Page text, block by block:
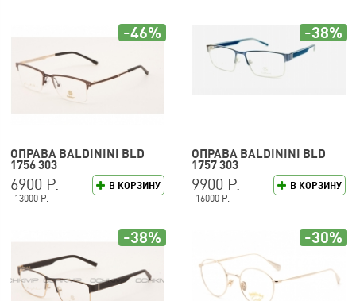
ОПРАВА BALDININI BLD
1756 303
В КОРЗИНУ
6900 Р.
13000 Р.
-46%
ОПРАВА BALDININI BLD
1757 303
В КОРЗИНУ
9900 Р.
16000 Р.
-38%
-38% -30%